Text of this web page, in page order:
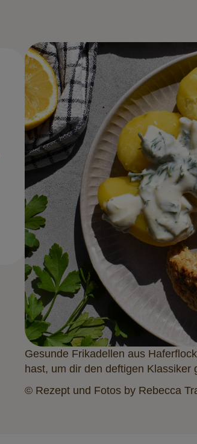
Gesunde Frikadellen aus
hast, um dir den deftigen
© Rezept und Fotos by Rebecca